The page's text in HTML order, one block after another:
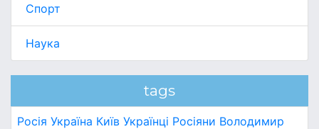
Спорт
Наука
tags
Росія Україна Київ Українці Росіяни Володимир